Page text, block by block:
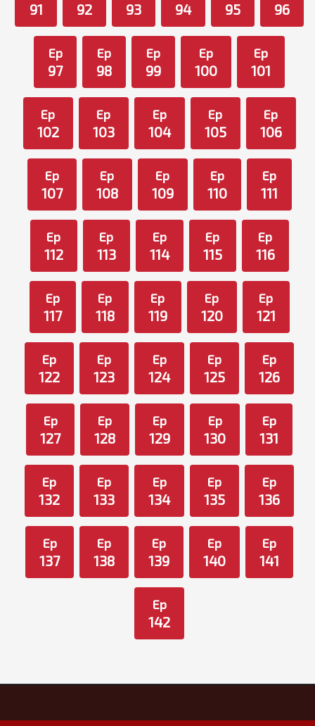
91 92 93 94 95 96
Ep
97
Ep
98
Ep
99
Ep
100
Ep
101
Ep
102
Ep
103
Ep
104
Ep
105
Ep
106
Ep
107
Ep
108
Ep
109
Ep
110
Ep
111
Ep
112
Ep
113
Ep
114
Ep
115
Ep
116
Ep
117
Ep
118
Ep
119
Ep
120
Ep
121
Ep
122
Ep
123
Ep
124
Ep
125
Ep
126
Ep
127
Ep
128
Ep
129
Ep
130
Ep
131
Ep
132
Ep
133
Ep
134
Ep
135
Ep
136
Ep
137
Ep
138
Ep
139
Ep
140
Ep
141
Ep
142